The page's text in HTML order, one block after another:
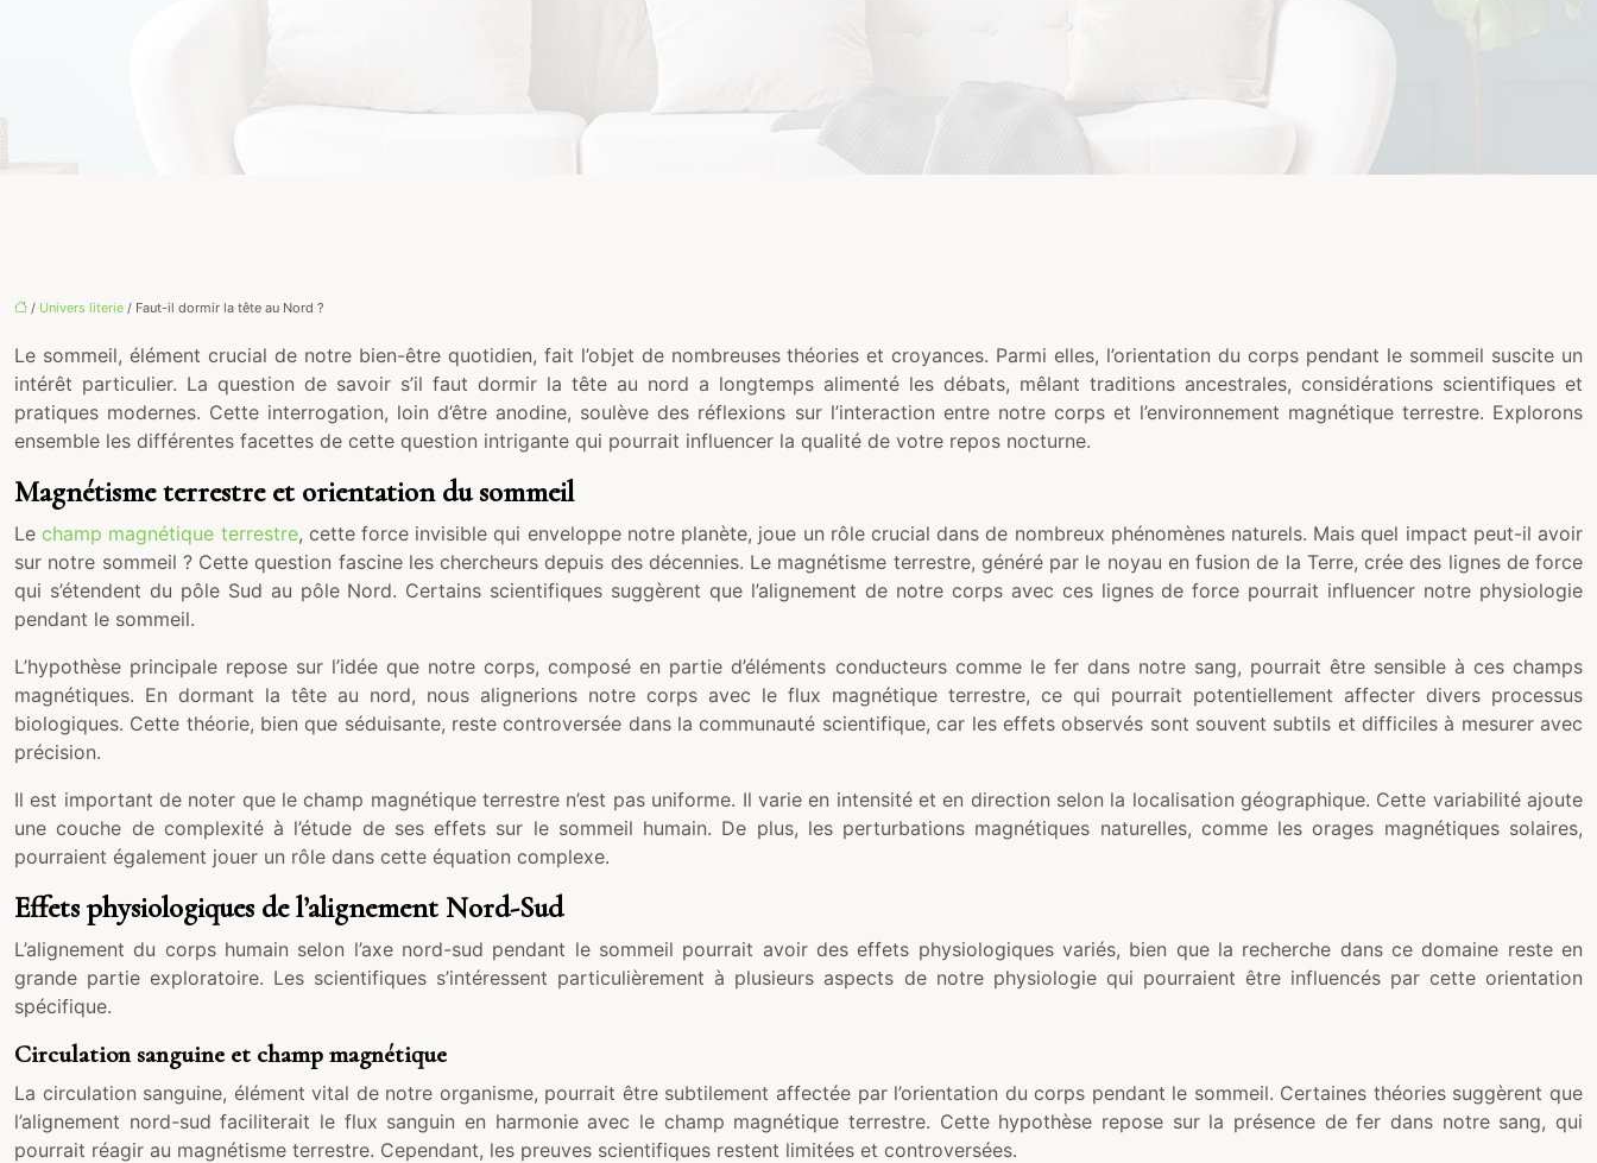
/ Univers literie / Faut-il dormir la tête au Nord ?
Le sommeil, élément crucial de notre bien-être quotidien, fait l’objet de nombreuses théories et croyances. Parmi elles, l’orientation du corps pendant le sommeil suscite un
intérêt particulier. La question de savoir s’il faut dormir la tête au nord a longtemps alimenté les débats, mêlant traditions ancestrales, considérations scientifiques et
pratiques modernes. Cette interrogation, loin d’être anodine, soulève des réflexions sur l’interaction entre notre corps et l’environnement magnétique terrestre. Explorons
ensemble les différentes facettes de cette question intrigante qui pourrait influencer la qualité de votre repos nocturne.
Magnétisme terrestre et orientation du sommeil
Lechamp magnétique terrestre, cette force invisible qui enveloppe notre planète, joue un rôle crucial dans de nombreux phénomènes naturels. Mais quel impact peut-il avoir
sur notre sommeil ? Cette question fascine les chercheurs depuis des décennies. Le magnétisme terrestre, généré par le noyau en fusion de la Terre, crée des lignes de force
qui s’étendent du pôle Sud au pôle Nord. Certains scientifiques suggèrent que l’alignement de notre corps avec ces lignes de force pourrait influencer notre physiologie
pendant le sommeil.
L’hypothèse principale repose sur l’idée que notre corps, composé en partie d’éléments conducteurs comme le fer dans notre sang, pourrait être sensible à ces champs
magnétiques. En dormant la tête au nord, nous alignerions notre corps avec le flux magnétique terrestre, ce qui pourrait potentiellement affecter divers processus
biologiques. Cette théorie, bien que séduisante, reste controversée dans la communauté scientifique, car les effets observés sont souvent subtils et difficiles à mesurer avec
précision.
Il est important de noter que le champ magnétique terrestre n’est pas uniforme. Il varie en intensité et en direction selon la localisation géographique. Cette variabilité ajoute
une couche de complexité à l’étude de ses effets sur le sommeil humain. De plus, les perturbations magnétiques naturelles, comme les orages magnétiques solaires,
pourraient également jouer un rôle dans cette équation complexe.
Effets physiologiques de l’alignement Nord-Sud
L’alignement du corps humain selon l’axe nord-sud pendant le sommeil pourrait avoir des effets physiologiques variés, bien que la recherche dans ce domaine reste en
grande partie exploratoire. Les scientifiques s’intéressent particulièrement à plusieurs aspects de notre physiologie qui pourraient être influencés par cette orientation
spécifique.
Circulation sanguine et champ magnétique
La circulation sanguine, élément vital de notre organisme, pourrait être subtilement affectée par l’orientation du corps pendant le sommeil. Certaines théories suggèrent que
l’alignement nord-sud faciliterait le flux sanguin en harmonie avec le champ magnétique terrestre. Cette hypothèse repose sur la présence de fer dans notre sang, qui
pourrait réagir au magnétisme terrestre. Cependant, les preuves scientifiques restent limitées et controversées.